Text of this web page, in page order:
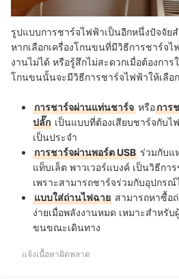
รูปแบบการชาร์จไฟฟ้าเป็นอีกหนึ่งปัจจัย
หากเลือกเครื่องโกนขนที่มีวิธีการชาร์จ
งานไม่ได้ หรือรู้สึกไม่สะดวกเมื่อต้องการ
โกนขนนั้นจะมีวิธีการชาร์จไฟฟ้าให้เลือ
การชาร์จผ่านแท่นชาร์จ หรือการ
ปลั๊ก เป็นแบบที่ต้องเสียบชาร์จกับไ
เป็นประจำ
การชาร์จผ่านพอร์ต USB ร่วมกับแ
แท็บเล็ต พาวเวอร์แบงค์ เป็นวิธีกา
เพราะสามารถชาร์จร่วมกับอุปกร
แบบใส่ถ่านไฟฉาย สามารถหาซื้อ
ง่ายเมื่อพลังงานหมด เหมาะสำหรั
ขนขณะเดินทาง
แจ้งเนื้อหาผิดพลาด